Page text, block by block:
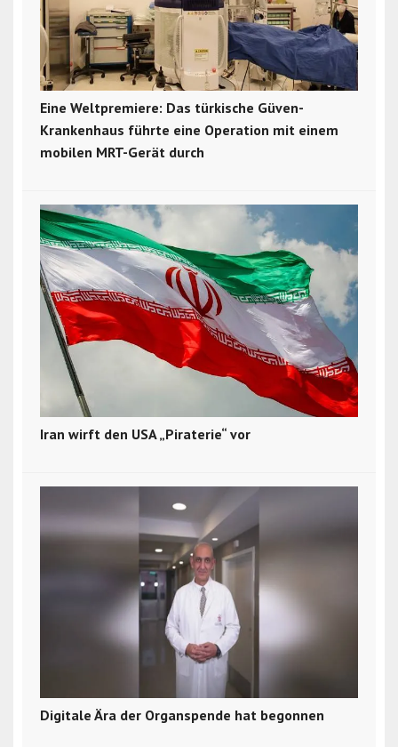
Eine Weltpremiere: Das türkische Güven-
Krankenhaus führte eine Operation mit einem
mobilen MRT-Gerät durch
Iran wirft den USA „Piraterie“ vor
Digitale Ära der Organspende hat begonnen